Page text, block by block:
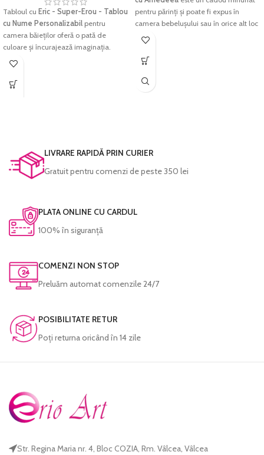
Tabloul cu Eric - Super-Erou - Tablou
cu Nume Personalizabil pentru
camera băieților oferă o pată de
culoare și încurajează imaginația.
Acest personaj colorat va aduce un
pentru orice dormitor de copii sau
maximă pentru negru. Culorile sunt
garantate să reziste perioade foarte
lungi de timp fără a-și pierde din
verificat cu atenție înainte de a fi
expediat.
pentru părinți și poate fi expus în
camera bebelușului sau în orice alt loc
special din casă.
fotografii preferate, organizate într-un
mod creativ și aranjate într-un design
atractiv și plăcut de privit.
garantate să reziste perioade foarte
intensitate.
LIVRARE RAPIDĂ PRIN CURIER
Gratuit pentru comenzi de peste 350 lei
PLATA ONLINE CU CARDUL
100% în siguranță
COMENZI NON STOP
Preluăm automat comenzile 24/7
POSIBILITATE RETUR
Poţi returna oricând în 14 zile
Str. Regina Maria nr. 4, Bloc COZIA, Rm. Vâlcea, Vâlcea